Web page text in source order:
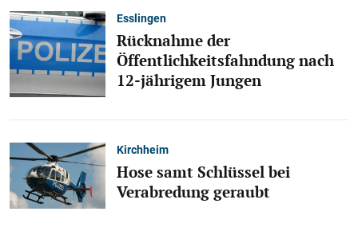
Esslingen
Rücknahme der
Öffentlichkeitsfahndung nach
12-jährigem Jungen
Kirchheim
Hose samt Schlüssel bei
Verabredung geraubt